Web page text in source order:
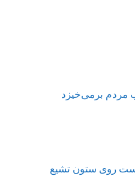
مردم برمی‌خیزد
قرن است روی ستون تشیع